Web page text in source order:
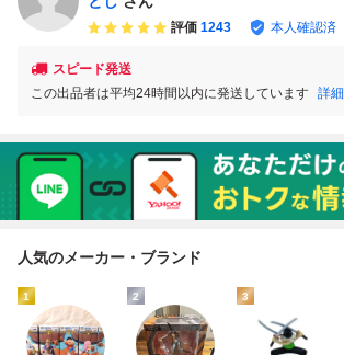
評価 1243 本人確認済
スピード発送
この出品者は平均24時間以内に発送しています 詳細
人気のメーカー・ブランド
1 2 3